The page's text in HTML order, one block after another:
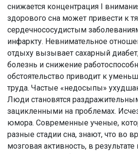
снижается концентрация I
здорового сна может привести к
сердечнососудистым
инфаркту. Невнимательное
отдыху вызывает сахарный
болезнь и снижение
обстоятельство приводит к
труда. Частые «недосыпы»
Люди становятся
зацикленными на проблемах.
юмора. Современные ученые,
разные стадии сна, знают, что во
мозговая активность, в